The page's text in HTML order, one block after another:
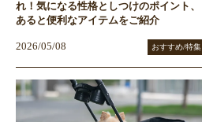
れ！気になる性格としつけのポイント、
あると便利なアイテムをご紹介
2026/05/08 おすすめ/特集